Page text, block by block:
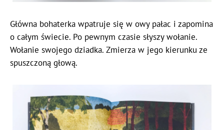
Główna bohaterka wpatruje się w owy pałac i zapomina
o całym świecie. Po pewnym czasie słyszy wołanie.
Wołanie swojego dziadka. Zmierza w jego kierunku ze
spuszczoną głową.